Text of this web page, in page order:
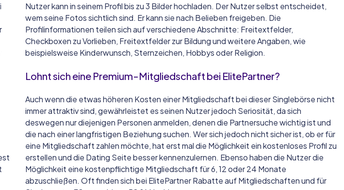
Nutzer kann in seinem Profil bis zu 3 Bilder hochladen. Der Nutzer selbst entscheidet,
wem seine Fotos sichtlich sind. Er kann sie nach Belieben freigeben. Die
Profilinformationen teilen sich auf verschiedene Abschnitte: Freitextfelder,
Checkboxen zu Vorlieben, Freitextfelder zur Bildung und weitere Angaben, wie
beispielsweise Kinderwunsch, Sternzeichen, Hobbys oder Religion.
Lohnt sich eine Premium-Mitgliedschaft bei ElitePartner?
Auch wenn die etwas höheren Kosten einer Mitgliedschaft bei dieser Singlebörse nicht
immer attraktiv sind, gewährleistet es seinen Nutzer jedoch Seriosität, da sich
deswegen nur diejenigen Personen anmelden, denen die Partnersuche wichtig ist und
die nach einer langfristigen Beziehung suchen. Wer sich jedoch nicht sicher ist, ob er für
eine Mitgliedschaft zahlen möchte, hat erst mal die Möglichkeit ein kostenloses Profil zu
erstellen und die Dating Seite besser kennenzulernen. Ebenso haben die Nutzer die
Möglichkeit eine kostenpflichtige Mitgliedschaft für 6, 12 oder 24 Monate
abzuschließen. Oft finden sich bei ElitePartner Rabatte auf Mitgliedschaften und für